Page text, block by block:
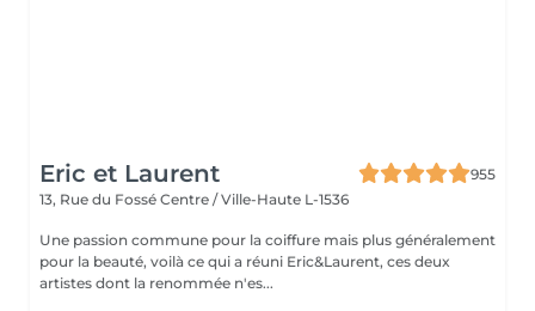
Eric et Laurent
955
13, Rue du Fossé Centre / Ville-Haute L-1536
Une passion commune pour la coiffure mais plus généralement
pour la beauté, voilà ce qui a réuni Eric&Laurent, ces deux
artistes dont la renommée n'es...